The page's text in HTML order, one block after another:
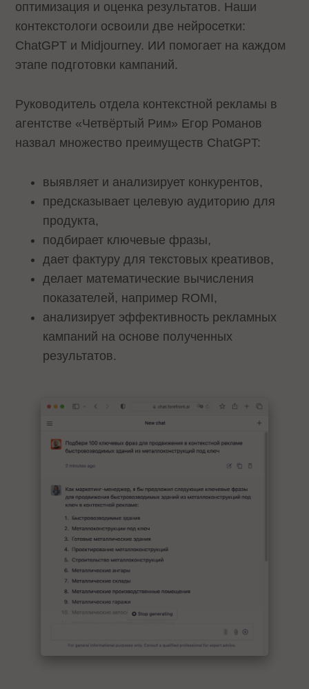
оптимизация и оценка результатов. Наши
контекстологи освоили две нейросетки:
ChatGPT и Midjourney. ИИ помогает на каждом
этапе подготовки кампаний.
Руководитель отдела контекстной рекламы в
агентстве «Четвёртый Рим» Егор Романов
назвал множество преимуществ ChatGPT:
выявляет и анализирует конкурентов,
предсказывает целевую аудиторию для
продукта,
подбирает ключевые фразы,
дает фактуру для текстовых креативов,
делает математические вычисления
показателей, например ROMI,
анализирует эффективность рекламных
кампаний на основе полученных
результатов.